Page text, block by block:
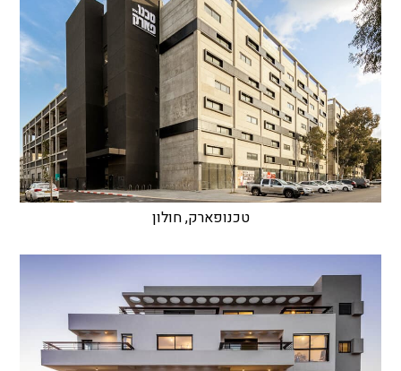
טכנופארק, חולון